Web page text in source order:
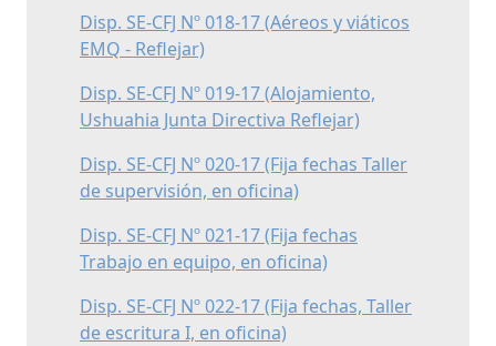
Disp. SE-CFJ Nº 018-17 (Aéreos y viáticos
EMQ - Reflejar)
Disp. SE-CFJ Nº 019-17 (Alojamiento,
Ushuahia Junta Directiva Reflejar)
Disp. SE-CFJ Nº 020-17 (Fija fechas Taller
de supervisión, en oficina)
Disp. SE-CFJ Nº 021-17 (Fija fechas
Trabajo en equipo, en oficina)
Disp. SE-CFJ Nº 022-17 (Fija fechas, Taller
de escritura I, en oficina)